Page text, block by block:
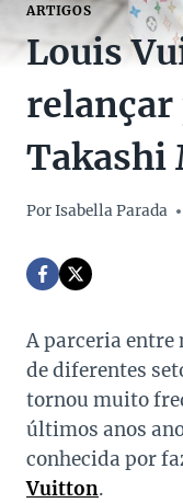
ARTIGOS
Louis
relançar
Takashi
PorIsabella Parada
A parceria entre
de diferentes
tornou muito
últimos anos
conhecida por
Vuitton.